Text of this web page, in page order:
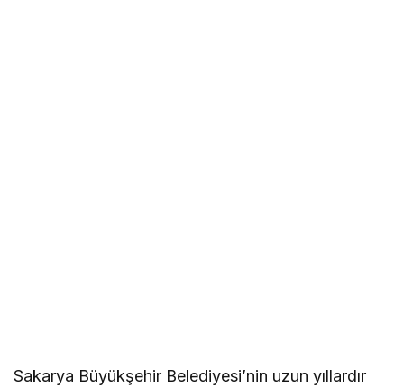
Sakarya Büyükşehir Belediyesi’nin uzun yıllardır